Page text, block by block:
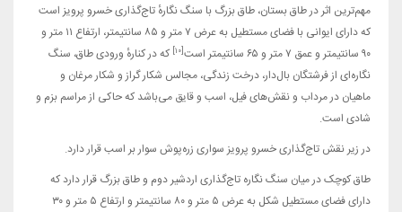
مهم‌ترین اثر در طاق بستان، طاق بزرگ با سنگ نگارهٔ تاج‌گذاری خسرو پرویز است
که دارای ایوانی با فضای مستطیل به عرض ۷ متر و ۸۵ سانتیمتر، ارتفاع ۱۱ متر و
۹۰ سانتیمتر و عمق ۷ متر و ۶۵ سانتیمتر است
[۱۰]
که در کنارهٔ ورودی طاق، سنگ
نگاره‌ای از فرشتگان بال‌دار، درخت زندگی، مجالس شکار گراز و شکار مرغان و
ماهیان در مرداب و نقش‌های فیل، اسب و قایق می‌باشد که حاکی از مراسم بزم و
شادی است.
در زیر نقش تاج‌گذاری خسرو پرویز سواری زره‌پوش سوار بر اسب قرار دارد.
طاق کوچک در میان سنگ نگاره تاج‌گذاری اردشیر دوم و طاق بزرگ قرار دارد که
دارای فضای مستطیل شکل به عرض ۵ متر و ۸۰ سانتیمتر و ارتفاع ۵ متر و ۳۰